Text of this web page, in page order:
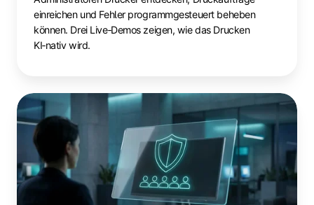
einreichen und Fehler programmgesteuert beheben
können. Drei Live‑Demos zeigen, wie das Drucken
KI‑nativ wird.
Windows
Ready
Print
und
Windows
Protected